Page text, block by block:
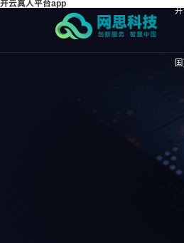
开云真人平台app